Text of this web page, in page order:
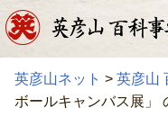
英彦山ネット > 英彦山
ボールキャンバス展」